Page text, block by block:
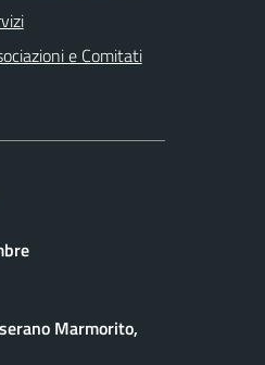
e Comitati
Marmorito,